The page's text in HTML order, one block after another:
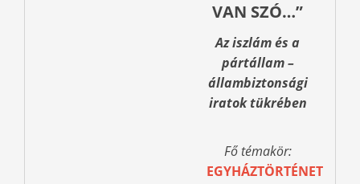
VAN SZÓ…”
Az iszlám és a
pártállam –
állambiztonsági
iratok tükrében
Fő témakör:
EGYHÁZTÖRTÉNET